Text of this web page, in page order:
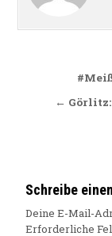
←
Schreibe
Deine E-Mail-
Erforderliche